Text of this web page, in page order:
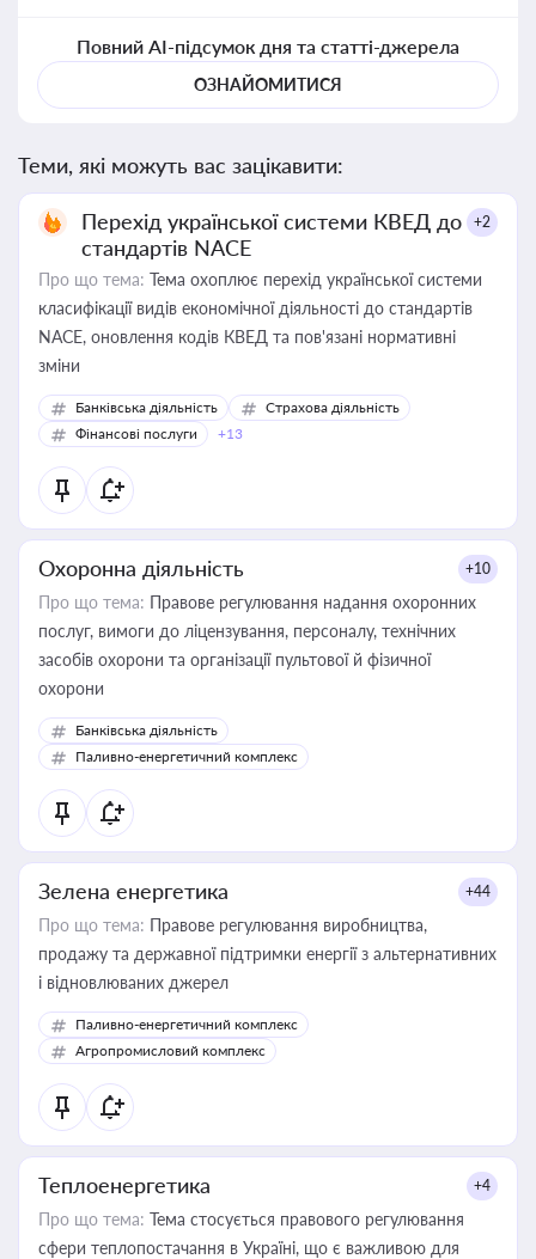
Повний AI-підсумок дня та статті-джерела
ОЗНАЙОМИТИСЯ
Теми, які можуть вас зацікавити:
Перехід української системи КВЕД до
стандартів NACE
+2
Про що тема: Тема охоплює перехід української системи
класифікації видів економічної діяльності до стандартів
NACE, оновлення кодів КВЕД та пов'язані нормативні
зміни
Банківська діяльність
Страхова діяльність
Фінансові послуги
+13
Охоронна діяльність +10
Про що тема: Правове регулювання надання охоронних
послуг, вимоги до ліцензування, персоналу, технічних
засобів охорони та організації пультової й фізичної
охорони
Банківська діяльність
Паливно-енергетичний комплекс
Зелена енергетика +44
Про що тема: Правове регулювання виробництва,
продажу та державної підтримки енергії з альтернативних
і відновлюваних джерел
Паливно-енергетичний комплекс
Агропромисловий комплекс
Теплоенергетика +4
Про що тема: Тема стосується правового регулювання
сфери теплопостачання в Україні, що є важливою для